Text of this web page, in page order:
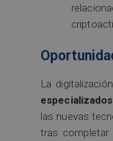
La
las nuevas
tras completar